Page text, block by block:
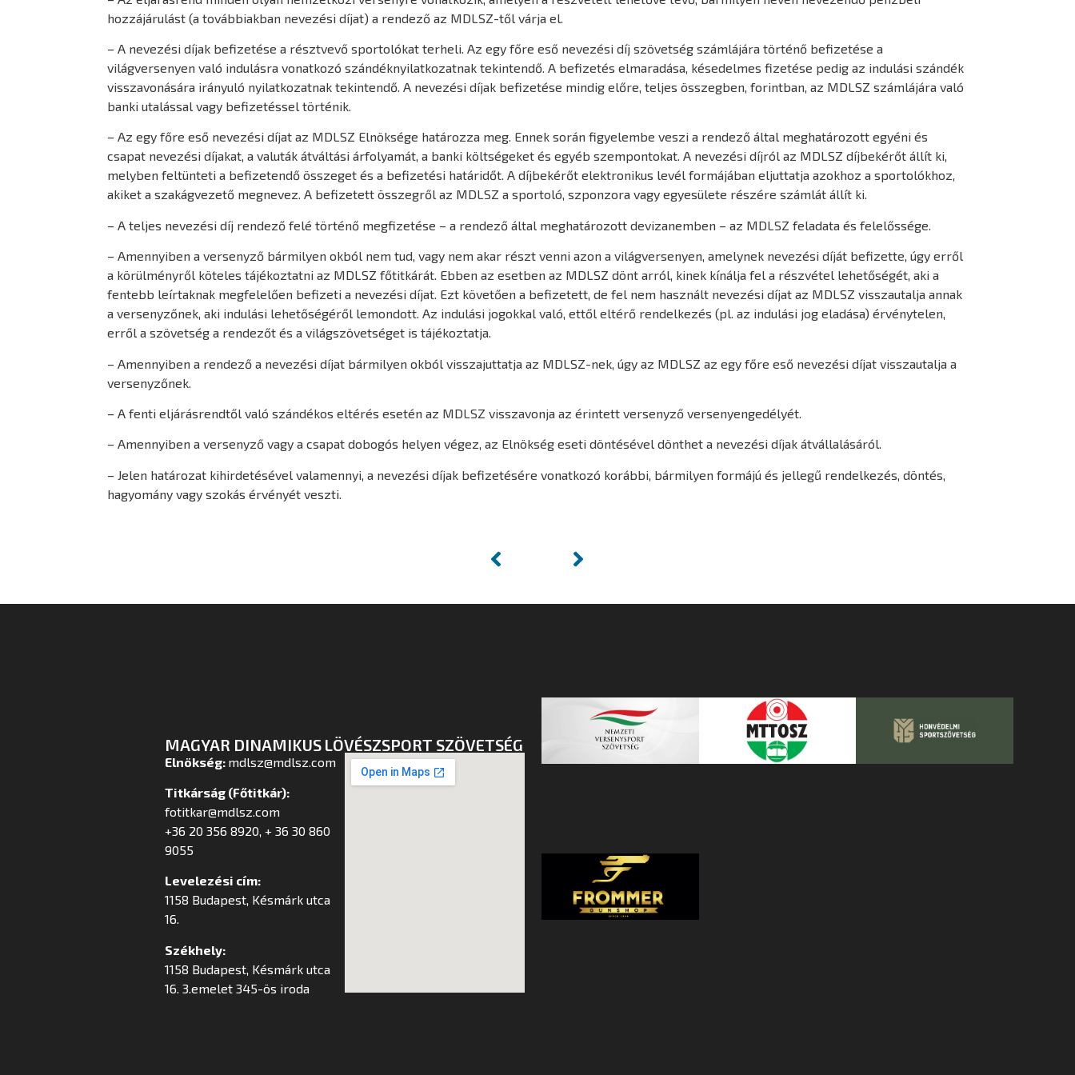
hozzájárulást (a továbbiakban nevezési díjat) a rendező az MDLSZ-től várja el.
– A nevezési díjak befizetése a résztvevő sportolókat terheli. Az egy főre eső nevezési díj szövetség számlájára történő befizetése a
világversenyen való indulásra vonatkozó szándéknyilatkozatnak tekintendő. A befizetés elmaradása, késedelmes fizetése pedig az indulási szándék
visszavonására irányuló nyilatkozatnak tekintendő. A nevezési díjak befizetése mindig előre, teljes összegben, forintban, az MDLSZ számlájára való
banki utalással vagy befizetéssel történik.
– Az egy főre eső nevezési díjat az MDLSZ Elnöksége határozza meg. Ennek során figyelembe veszi a rendező által meghatározott egyéni és
csapat nevezési díjakat, a valuták átváltási árfolyamát, a banki költségeket és egyéb szempontokat. A nevezési díjról az MDLSZ díjbekérőt állít ki,
melyben feltünteti a befizetendő összeget és a befizetési határidőt. A díjbekérőt elektronikus levél formájában eljuttatja azokhoz a sportolókhoz,
akiket a szakágvezető megnevez. A befizetett összegről az MDLSZ a sportoló, szponzora vagy egyesülete részére számlát állít ki.
– A teljes nevezési díj rendező felé történő megfizetése – a rendező által meghatározott devizanemben – az MDLSZ feladata és felelőssége.
– Amennyiben a versenyző bármilyen okból nem tud, vagy nem akar részt venni azon a világversenyen, amelynek nevezési díját befizette, úgy erről
a körülményről köteles tájékoztatni az MDLSZ főtitkárát. Ebben az esetben az MDLSZ dönt arról, kinek kínálja fel a részvétel lehetőségét, aki a
fentebb leírtaknak megfelelően befizeti a nevezési díjat. Ezt követően a befizetett, de fel nem használt nevezési díjat az MDLSZ visszautalja annak
a versenyzőnek, aki indulási lehetőségéről lemondott. Az indulási jogokkal való, ettől eltérő rendelkezés (pl. az indulási jog eladása) érvénytelen,
erről a szövetség a rendezőt és a világszövetséget is tájékoztatja.
– Amennyiben a rendező a nevezési díjat bármilyen okból visszajuttatja az MDLSZ-nek, úgy az MDLSZ az egy főre eső nevezési díjat visszautalja a
versenyzőnek.
– A fenti eljárásrendtől való szándékos eltérés esetén az MDLSZ visszavonja az érintett versenyző versenyengedélyét.
– Amennyiben a versenyző vagy a csapat dobogós helyen végez, az Elnökség eseti döntésével dönthet a nevezési díjak átvállalásáról.
– Jelen határozat kihirdetésével valamennyi, a nevezési díjak befizetésére vonatkozó korábbi, bármilyen formájú és jellegű rendelkezés, döntés,
hagyomány vagy szokás érvényét veszti.
MAGYAR DINAMIKUS LÖVÉSZSPORT SZÖVETSÉG
Elnökség: mdlsz@mdlsz.com
Titkárság (Főtitkár):
fotitkar@mdlsz.com
+36 20 356 8920, + 36 30 860
9055
Levelezési cím:
1158 Budapest, Késmárk utca
16.
Székhely:
1158 Budapest, Késmárk utca
16. 3.emelet 345-ös iroda